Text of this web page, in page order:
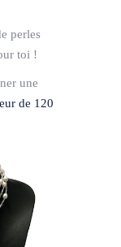
perles
toi !
une
de 120